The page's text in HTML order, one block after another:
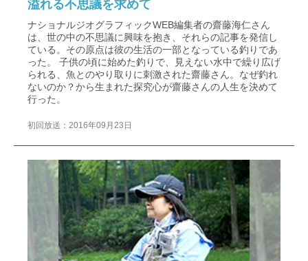
溢れる不思議を求めて
ナショナルジオグラフィックWEB編集者の齋藤海仁さん
は、世の中の不思議に興味を抱き、それらの記事を発信し
ている。その原点は彼の生活の一部となっている釣りであ
った。 子供の頃に始めた釣りで、見えない水中で繰り広げ
られる、魚とのやり取りに刺激された齋藤さん。なぜ釣れ
ないのか？から生まれた探究心が齋藤さんの人生を決めて
行った。
初回放送：2016年09月23日